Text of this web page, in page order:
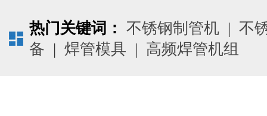
热门关键词： 不锈钢制管机 | 不
备 | 焊管模具 | 高频焊管机组